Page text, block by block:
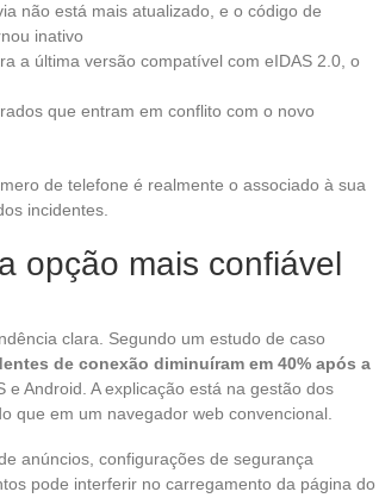
não está mais atualizado, e o código de
inativo
a última versão compatível com eIDAS 2.0, o
que entram em conflito com o novo
de telefone é realmente o associado à sua
incidentes.
opção mais confiável
clara. Segundo um estudo de caso
de conexão diminuíram em 40% após a
e Android. A explicação está na gestão dos
que em um navegador web convencional.
anúncios, configurações de segurança
pode interferir no carregamento da página do